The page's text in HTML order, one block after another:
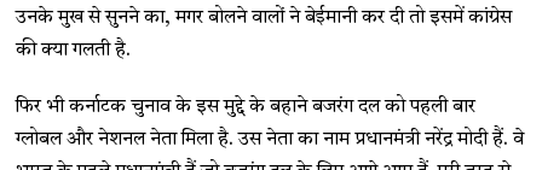
उनके मुख से सुनने का, मगर बोलने वालों ने बेईमानी कर दी तो इसमें कांग्रेस
की क्या गलती है.
फिर भी कर्नाटक चुनाव के इस मुद्दे के बहाने बजरंग दल को पहली बार
ग्लोबल और नेशनल नेता मिला है. उस नेता का नाम प्रधानमंत्री नरेंद्र मोदी हैं. वे